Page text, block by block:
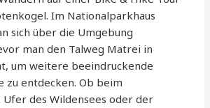
Im Nationalparkhaus
sich über die Umgebung
man den Talweg Matrei in
um weitere beeindruckende
zu entdecken. Ob beim
Ufer des Wildensees oder der